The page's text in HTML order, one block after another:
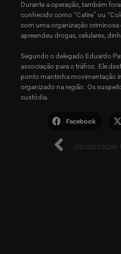
Durante a operação, também
conhecido como “Catire” ou
com uma organização criminosa
apreendeu drogas, celulares,
Segundo o delegado Eduardo
associação para o tráfico. Ele
ponto mantinha movimentação
organizado na região. Os
custódia.
Facebook